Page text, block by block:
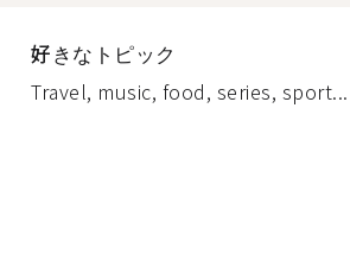
好きなトピック
Travel, music, food, series, sport...